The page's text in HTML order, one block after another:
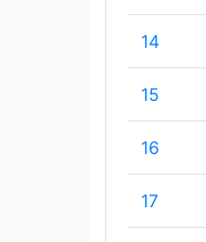
14
15
16
17